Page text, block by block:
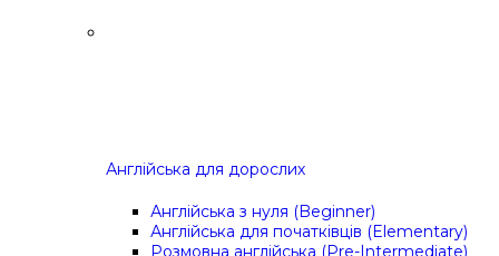
Англійська для дорослих
Англійська з нуля (Beginner)
Англійська для початківців (Elementary)
Розмовна англійська (Pre-Intermediate)